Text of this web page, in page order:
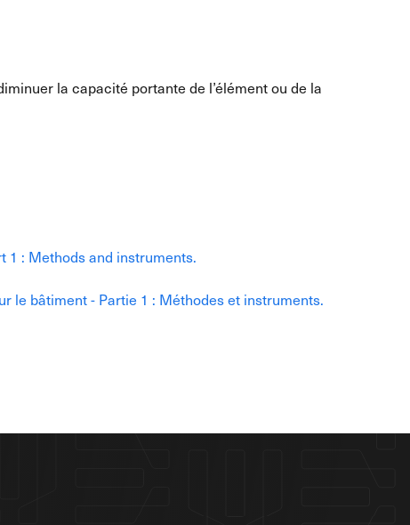
la capacité portante de l’élément ou de la
1 : Methods and instruments.
le bâtiment - Partie 1 : Méthodes et instruments.